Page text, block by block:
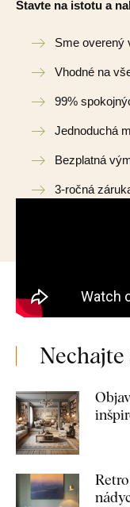
Stavte na istotu a
Sme overený
Vhodné na
99%
Jednoduchá
Bezplatná
3-ročná